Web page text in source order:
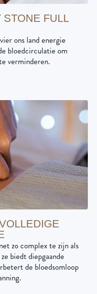
FULL
ons land energie
bloedcirculatie om
verminderen.
zo complex te zijn als
biedt diepgaande
de bloedsomloop